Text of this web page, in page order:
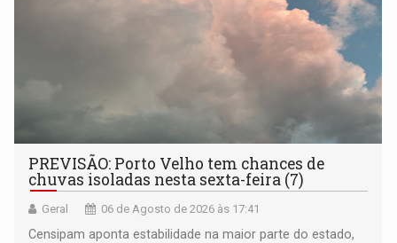
PREVISÃO: Porto Velho tem chances de
chuvas isoladas nesta sexta-feira (7)
Geral 06 de Agosto de 2026 às 17:41
Censipam aponta estabilidade na maior parte do estado,